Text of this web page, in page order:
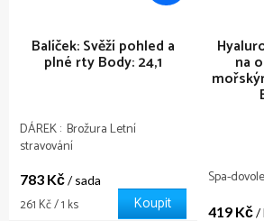
Balíček: Svěží pohled a
plné rtyBody: 24,1
783 Kč/ sada
Měrná
261 Kč / 1 ks Koupit
DÁREK : Brožura Letní
stravování
na
419 Kč/
Spa-